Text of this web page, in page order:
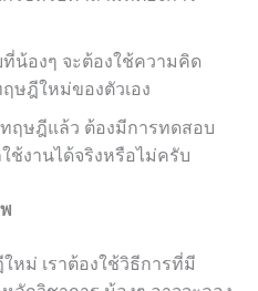
น้องๆ จะต้องใช้ความคิด
ษฎีใหม่ของตัวเอง
ทฤษฎีแล้ว ต้องมีการทดสอบ
ช้งานได้จริงหรือไม่ครับ
หม่ เราต้องใช้วิธีการที่มี